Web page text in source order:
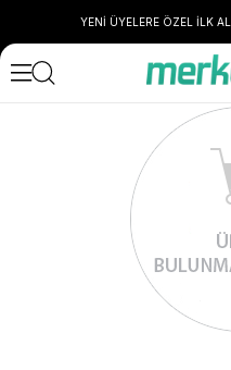
YENİ ÜYELERE ÖZEL İLK